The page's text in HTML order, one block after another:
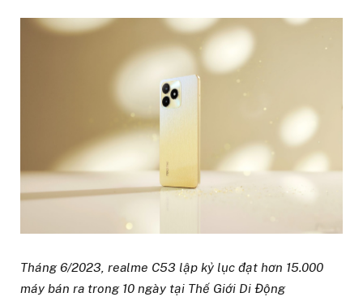
Tháng 6/2023, realme C53 lập kỷ lục đạt hơn 15.000
máy bán ra trong 10 ngày tại Thế Giới Di Động